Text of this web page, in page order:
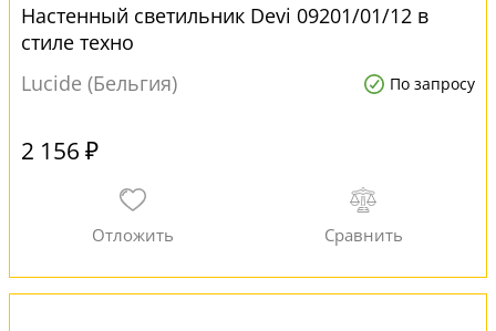
Настенный светильник Devi 09201/01/12 в
стиле техно
Lucide (Бельгия)
По запросу
2 156 ₽